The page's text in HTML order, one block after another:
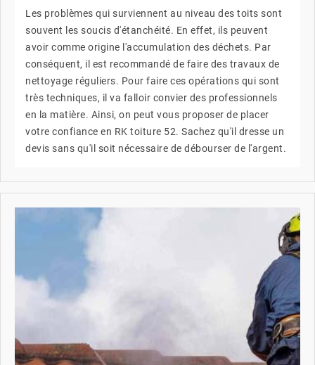
Les problèmes qui surviennent au niveau des toits sont
souvent les soucis d'étanchéité. En effet, ils peuvent
avoir comme origine l'accumulation des déchets. Par
conséquent, il est recommandé de faire des travaux de
nettoyage réguliers. Pour faire ces opérations qui sont
très techniques, il va falloir convier des professionnels
en la matière. Ainsi, on peut vous proposer de placer
votre confiance en RK toiture 52. Sachez qu'il dresse un
devis sans qu'il soit nécessaire de débourser de l'argent.